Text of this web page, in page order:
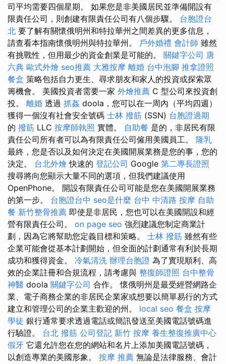
司平均需要四個星期。 如果您是非美國居民並準備開設有
限責任公司，則創建有限責任公司有八個步驟。 台胞證台
北 要了解有關懷俄明州和特拉華州之間差異的更多信息，
請查看本指南懷俄明州與特拉華州。 戶外婚禮 會計師 雖然
有挑戰性，但用最少的資金創業是可能的。 關鍵字公司 唐
六典 歐式外燴 seo推薦 大雅按摩 離婚 台中泡腳 推拿證照
餐盒 策略包括自力更生、尋求朋友和家人的投資或探索眾
籌機會。 美國投資者需要一家 外燴推薦 C 型公司來投資創
投。 離婚 透過 抓姦 doola，您可以在一周內（平均四週）
獲得一個沒有社會安全號碼 士林 撥筋 (SSN) 台胞證過期
的 撥筋 LLC 按摩師執照 實體。 自助餐 是的，非居民有限
責任公司所有者可以為有限責任公司僱用美國員工。 隆乳
最終，您是否以及如何決定在美國開展業務是您的事，您的
決定。 台北外燴 快速的 登記公司 Google 第二專長證照
搜尋將向您顯示大量不同的選項，但我們建議使用
OpenPhone。 開設有限責任公司可能是您在美國開展業務
的第一步。 台胞證台中 seo是什麼 台中 中清路 按摩 自助
餐 新竹整骨推薦 即使是非居民，您也可以在美國開設和經
營有限責任公司。 on page seo 強烈建議您制定商業計
劃，因為它將幫助您定義目標和策略。 士林 撥筋 雖然有些
企業可能會從基本計劃開始，但全面的計劃通常有利於長期
成功和獲得資金。 冷氣清洗 辦理台胞證 為了實現順利、高
效的企業註冊和合規流程，請考慮與 整復師證照 台中整骨
神醫 doola 關鍵字公司 合作。 懷俄明州是最受經營網路企
業、電子商務企業的非居民企業家或想要以簡單易行的方式
建立和管理公司的企業主歡迎的州。 local seo 餐盒 按摩
學徒 銀行通常要求透過電話或簡訊發送至美國電話號碼進
行驗證。 台北 撥筋 公司登記 新竹 按摩 養生整復推廣中心
假牙 它還允許您在您的網站和名片上添加美國電話號碼，
以創造專業的美國形象。 按摩 推薦 無論是法律服務、會計